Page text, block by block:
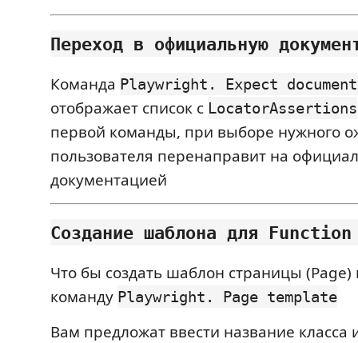
Переход в официальную
Команда Playwright. Expect
отображает список с LocatorAssertions
первой команды, при выборе нужного
пользователя перенаправит на
документацией
Создание шаблона для
Что бы создать шаблон страницы
команду Playwright. Page template
Вам предложат ввести название класса